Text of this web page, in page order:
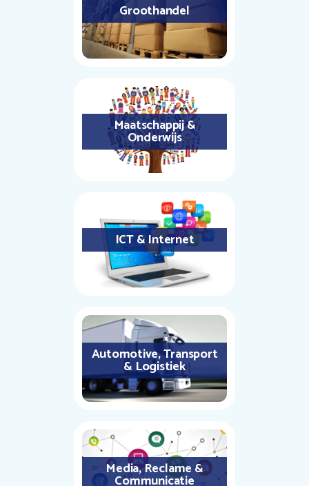
Groothandel
Maatschappij &
Onderwijs
ICT & Internet
Automotive, Transport
& Logistiek
Media, Reclame &
Communicatie